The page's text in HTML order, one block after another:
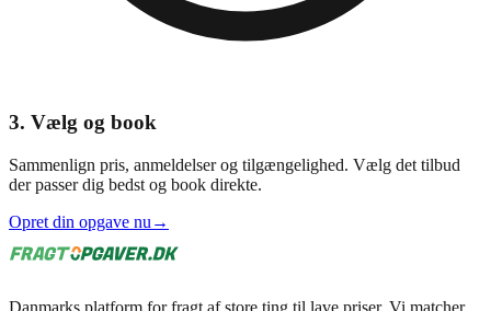
3. Vælg og book
Sammenlign pris, anmeldelser og tilgængelighed. Vælg det tilbud
der passer dig bedst og book direkte.
Opret din opgave nu →
Danmarks platform for fragt af store ting til lave priser. Vi matcher